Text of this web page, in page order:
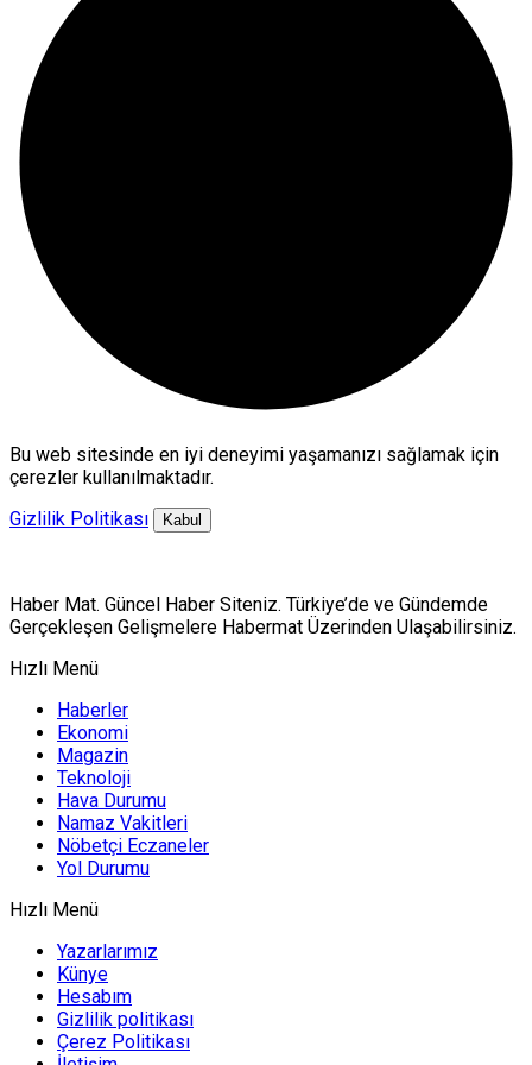
Bu web sitesinde en iyi deneyimi yaşamanızı sağlamak için
çerezler kullanılmaktadır.
Gizlilik Politikası
Kabul
Haber Mat. Güncel Haber Siteniz. Türkiye’de ve Gündemde
Gerçekleşen Gelişmelere Habermat Üzerinden Ulaşabilirsiniz.
Hızlı Menü
Haberler
Ekonomi
Magazin
Teknoloji
Hava Durumu
Namaz Vakitleri
Nöbetçi Eczaneler
Yol Durumu
Hızlı Menü
Yazarlarımız
Künye
Hesabım
Gizlilik politikası
Çerez Politikası